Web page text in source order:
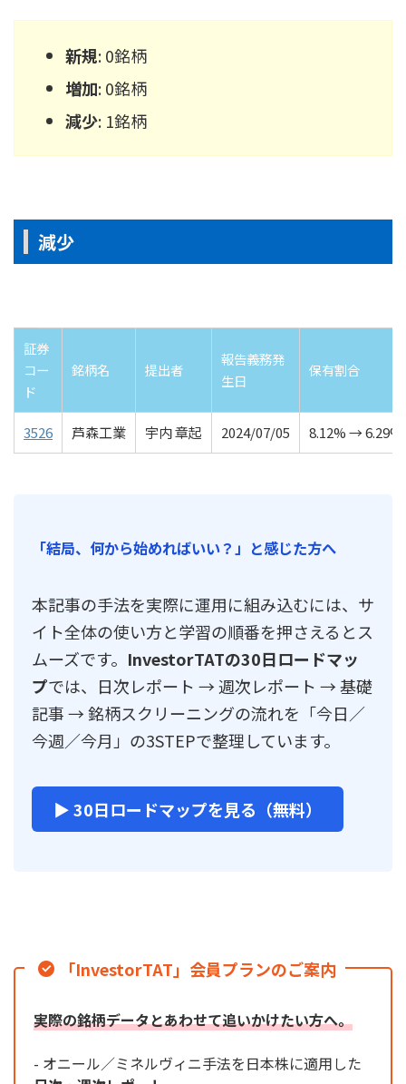
新規: 0銘柄
増加: 0銘柄
減少: 1銘柄
減少
証券
コー
ド
銘柄名 提出者
報告義務発
生日
保有割合
3526 芦森工業 宇内 章起 2024/07/05 8.12% → 6.29%
「結局、何から始めればいい？」と感じた方へ
本記事の手法を実際に運用に組み込むには、サ
イト全体の使い方と学習の順番を押さえるとス
ムーズです。 InvestorTATの30日ロードマッ
プでは、日次レポート → 週次レポート → 基礎
記事 → 銘柄スクリーニングの流れを「今日／
今週／今月」の3STEPで整理しています。
▶ 30日ロードマップを見る（無料）
「InvestorTAT」会員プランのご案内
実際の銘柄データとあわせて追いかけたい方へ。
- オニール／ミネルヴィニ手法を日本株に適用した